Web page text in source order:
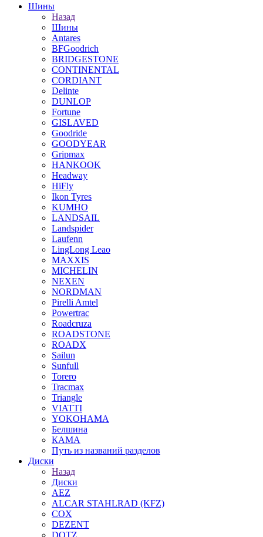
Шины
Назад
Шины
Antares
BFGoodrich
BRIDGESTONE
CONTINENTAL
CORDIANT
Delinte
DUNLOP
Fortune
GISLAVED
Goodride
GOODYEAR
Gripmax
HANKOOK
Headway
HiFly
Ikon Tyres
KUMHO
LANDSAIL
Landspider
Laufenn
LingLong Leao
MAXXIS
MICHELIN
NEXEN
NORDMAN
Pirelli Amtel
Powertrac
Roadcruza
ROADSTONE
ROADX
Sailun
Sunfull
Torero
Tracmax
Triangle
VIATTI
YOKOHAMA
Белшина
КАМА
Путь из названий разделов
Диски
Назад
Диски
AEZ
ALCAR STAHLRAD (KFZ)
COX
DEZENT
DOTZ